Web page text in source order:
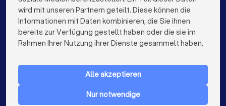
Immobilienmakler in München
Immobilienmakler in Köln
Immobilienmakler in Stuttgart
Immobilienmakler in Düsseldorf
FÜR PRIVATPERSONEN
wird mit unseren Partnern geteilt. Diese können die
Informationen mit Daten kombinieren, die Sie ihnen
bereits zur Verfügung gestellt haben oder die sie im
Rahmen Ihrer Nutzung ihrer Dienste gesammelt haben.
Alle akzeptieren
Nur notwendige